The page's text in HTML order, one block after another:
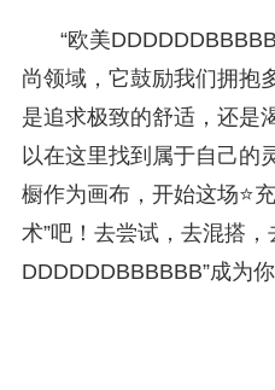
“欧美
尚领域，它鼓励我们拥抱
是追求极致的舒适，还是
以在这里找到属于自己的
橱作为画布，开始这场⭐
术”吧！去尝试，去混搭，
DDDDDDBBBBBB”成为